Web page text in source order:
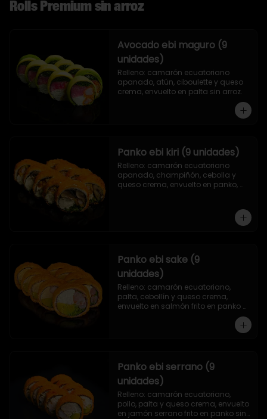
Rolls Premium sin arroz
Avocado ebi maguro (9
unidades)
Relleno: camarón ecuatoriano
apanado, atún, ciboulette y queso
crema, envuelto en palta sin arroz.
Panko ebi kiri (9 unidades)
Relleno: camarón ecuatoriano
apanado, champiñón, cebolla y
queso crema, envuelto en panko,
Panko ebi sake (9
unidades)
Relleno: camarón ecuatoriano,
palta, cebollín y queso crema,
envuelto en salmón frito en panko
Panko ebi serrano (9
unidades)
Relleno: camarón ecuatoriano,
pollo, palta y queso crema, envuelto
en jamón serrano frito en panko sin